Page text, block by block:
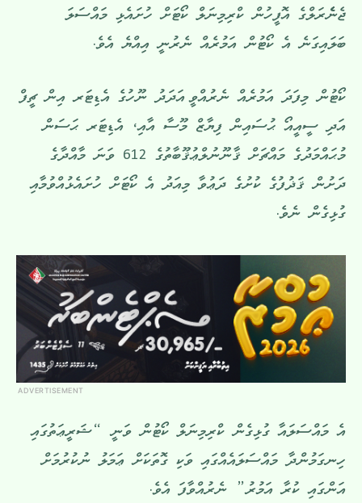
ޖެނެެެރަލްގެ އޮފީހުން ކްރިމިނަލް ކޯޓަށް ހުށައެޅި މައްސަލަ
ބަލައިގަނެ އެ ކޯޓުން އަމުރެއް ނެރުނީ އިއްޔެ އެވެ.
ކޯޓުން މިފަދަ އަމުރެއް ނެރުއްވީ އަދަދު ނޫހުގެ އެޑިޓަރ އިން ޗީފް
އަދި ސީއީއޯ ޙުސައިން ފިޔާޒް މޫސާ އާއި، އެޑިޓަރ ޙަސަން
މުޙައްމަދުގެ މައްޗަށް ޤާނޫނުލްޢުޤޫބާތުގެ 612 ވަނަ މާއްދާގެ
ދަށުން ޤަޛުފުގެ ކުށުގެ ދަޢުވާ މިއަދު އެ ކޯޓަށް ހުށައެޅުއްވުމާއި
ގުޅިގެން ނެވެ.
ADVERTISEMENT
އެ މައްސަލައާ ގުޅިގެން ކްރިމިނަލް ކޯޓުން ވަނީ “ޝަރީޢަތުގައި
ހިނގަމުންދާ މައްސަލައެއްގައި ވަކި ގޮތަކަށް ޢަމަލު ނުކުރުމަށް
އަންގައި ކުރާ އަމުރު” ނެރުއްވާފަ އެވެ.